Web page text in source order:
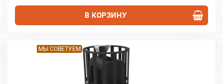
В КОРЗИНУ
МЫ СОВЕТУЕМ